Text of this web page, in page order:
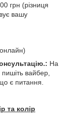
грн (різниця
вашу
На
вайбер,
є питання.
та колір